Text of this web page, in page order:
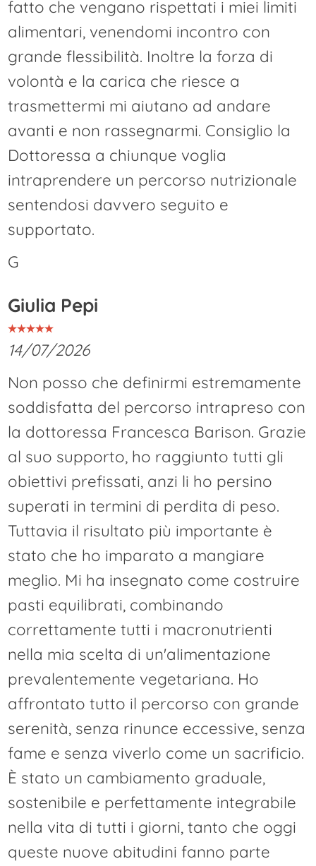
fatto che vengano rispettati i miei limiti
alimentari, venendomi incontro con
grande flessibilità. Inoltre la forza di
volontà e la carica che riesce a
trasmettermi mi aiutano ad andare
avanti e non rassegnarmi. Consiglio la
Dottoressa a chiunque voglia
intraprendere un percorso nutrizionale
sentendosi davvero seguito e
supportato.
G
Giulia Pepi
14/07/2026
Non posso che definirmi estremamente
soddisfatta del percorso intrapreso con
la dottoressa Francesca Barison. Grazie
al suo supporto, ho raggiunto tutti gli
obiettivi prefissati, anzi li ho persino
superati in termini di perdita di peso.
Tuttavia il risultato più importante è
stato che ho imparato a mangiare
meglio. Mi ha insegnato come costruire
pasti equilibrati, combinando
correttamente tutti i macronutrienti
nella mia scelta di un'alimentazione
prevalentemente vegetariana. Ho
affrontato tutto il percorso con grande
serenità, senza rinunce eccessive, senza
fame e senza viverlo come un sacrificio.
È stato un cambiamento graduale,
sostenibile e perfettamente integrabile
nella vita di tutti i giorni, tanto che oggi
queste nuove abitudini fanno parte